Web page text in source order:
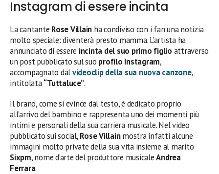
Instagram di essere incinta
La cantante Rose Villain ha condiviso con i fan una notizia
molto speciale: diventerà presto mamma. L’artista ha
annunciato di essere incinta del suo primo figlio attraverso
un post pubblicato sul suo profilo Instagram,
accompagnato dalvideoclip della sua nuova canzone,
intitolata“Tuttaluce”.
Il brano, come si evince dal testo, è dedicato proprio
all’arrivo del bambino e rappresenta uno dei momenti più
intimi e personali della sua carriera musicale. Nel video
pubblicato sui social,Rose Villainmostra infatti alcune
immagini molto private della sua vita insieme al marito
Sixpm, nome d’arte del produttore musicaleAndrea
Ferrara.